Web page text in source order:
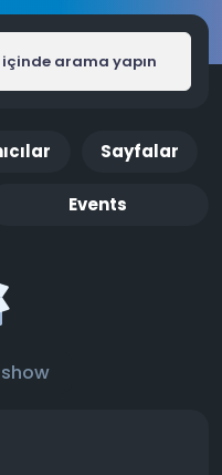
içinde arama yapın
Sayfalar
Events